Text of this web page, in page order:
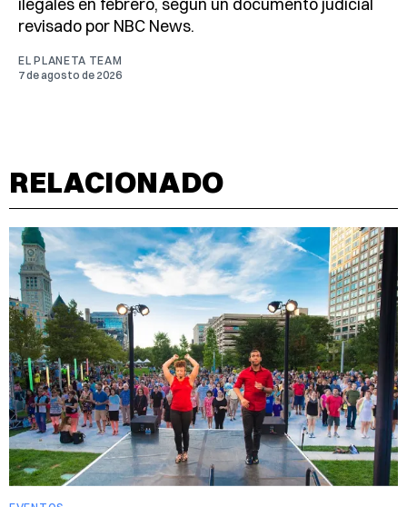
revisado por NBC News.
EL PLANETA TEAM
7 de agosto de 2026
RELACIONADO